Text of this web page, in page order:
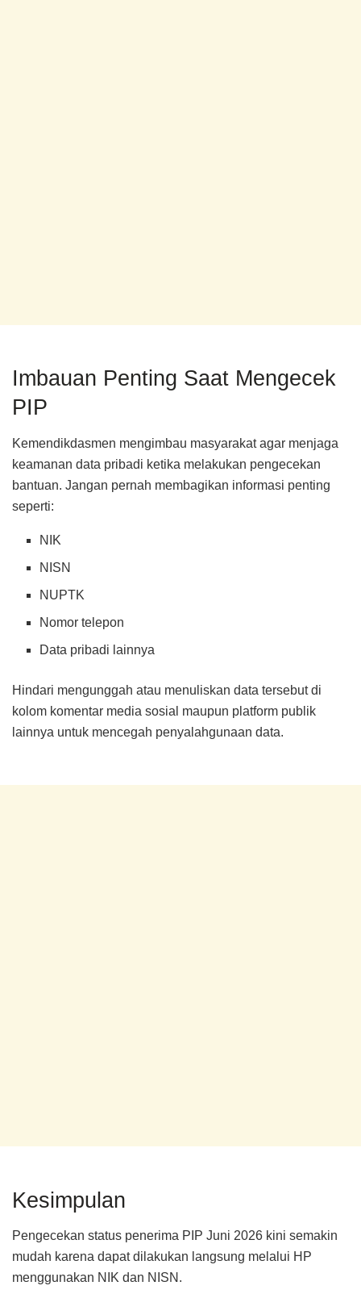
Imbauan Penting Saat Mengecek
PIP
Kemendikdasmen mengimbau masyarakat agar menjaga
keamanan data pribadi ketika melakukan pengecekan
bantuan. Jangan pernah membagikan informasi penting
seperti:
NIK
NISN
NUPTK
Nomor telepon
Data pribadi lainnya
Hindari mengunggah atau menuliskan data tersebut di
kolom komentar media sosial maupun platform publik
lainnya untuk mencegah penyalahgunaan data.
Kesimpulan
Pengecekan status penerima PIP Juni 2026 kini semakin
mudah karena dapat dilakukan langsung melalui HP
menggunakan NIK dan NISN.